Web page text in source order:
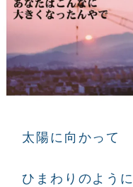
太陽に向かって
ひまわりのように